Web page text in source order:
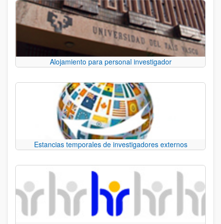
Alojamiento para personal investigador
Estancias temporales de investigadores externos